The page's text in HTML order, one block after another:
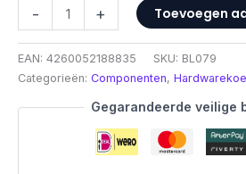
-
quiet!
Light
Wings
140mm
PWM
+ Toevoegen
EAN: 4260052188835 SKU: BL079
Categorieën: Componenten,
Gegarandeerde veilige